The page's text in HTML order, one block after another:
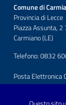
Comune di
Provincia di Lecce
Piazza Assunta,
Carmiano (LE)
Telefono: 0832
Posta Elettronica